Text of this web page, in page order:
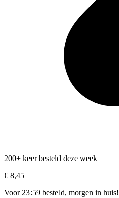
200+ keer besteld deze week
€ 8,45
Voor 23:59 besteld, morgen in huis!